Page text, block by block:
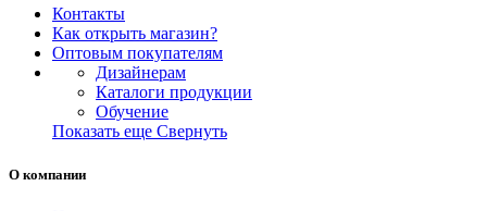
Контакты
Как открыть магазин?
Оптовым покупателям
Дизайнерам
Каталоги продукции
Обучение
Показать еще Свернуть
О компании